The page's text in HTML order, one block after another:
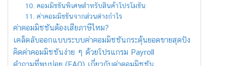
10. คอมมิชชันพิเศษสำหรับสินค้าโปรโมชัน
11. ค่าคอมมิชชันจากส่วนต่างกำไร
ค่าคอมมิชชันต้องเสียภาษีไหม?
เคล็ดลับออกแบบระบบค่าคอมมิชชันกระตุ้นยอดขายสุดปัง
คิดค่าคอมมิชชันง่าย ๆ ด้วยโปรแกรม Payroll